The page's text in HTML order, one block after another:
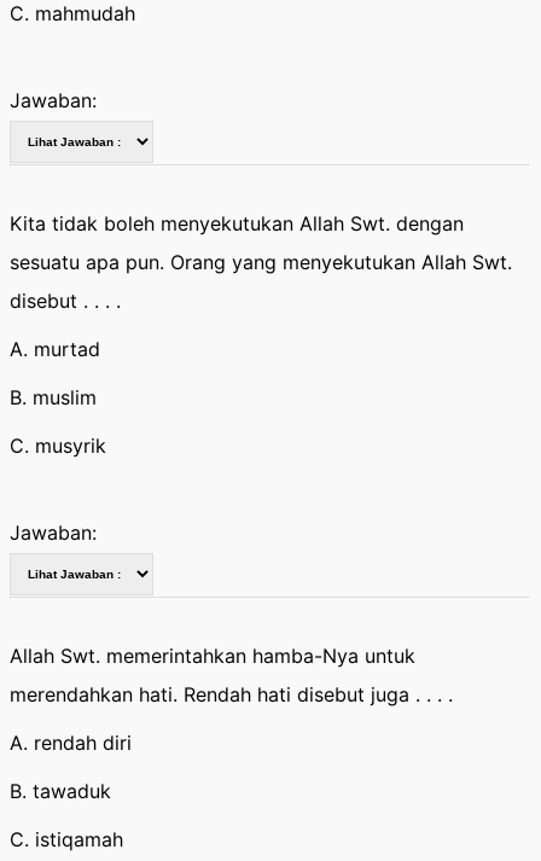
C. mahmudah
Jawaban:
Kita tidak boleh menyekutukan Allah Swt. dengan
sesuatu apa pun. Orang yang menyekutukan Allah Swt.
disebut . . . .
A. murtad
B. muslim
C. musyrik
Jawaban:
Allah Swt. memerintahkan hamba-Nya untuk
merendahkan hati. Rendah hati disebut juga . . . .
A. rendah diri
B. tawaduk
C. istiqamah